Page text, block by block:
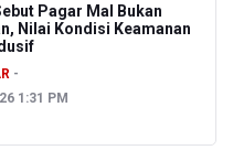
Pagar Mal Bukan
Nilai Kondisi Keamanan
1:31 PM